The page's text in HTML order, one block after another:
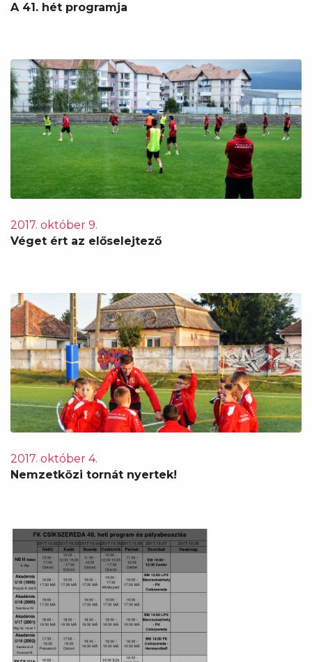
A 41. hét programja
2017. október 9.
Véget ért az előselejtező
2017. október 4.
Nemzetközi tornát nyertek!